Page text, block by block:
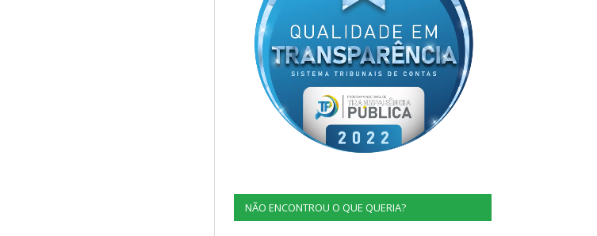
NÃO ENCONTROU O QUE QUERIA?